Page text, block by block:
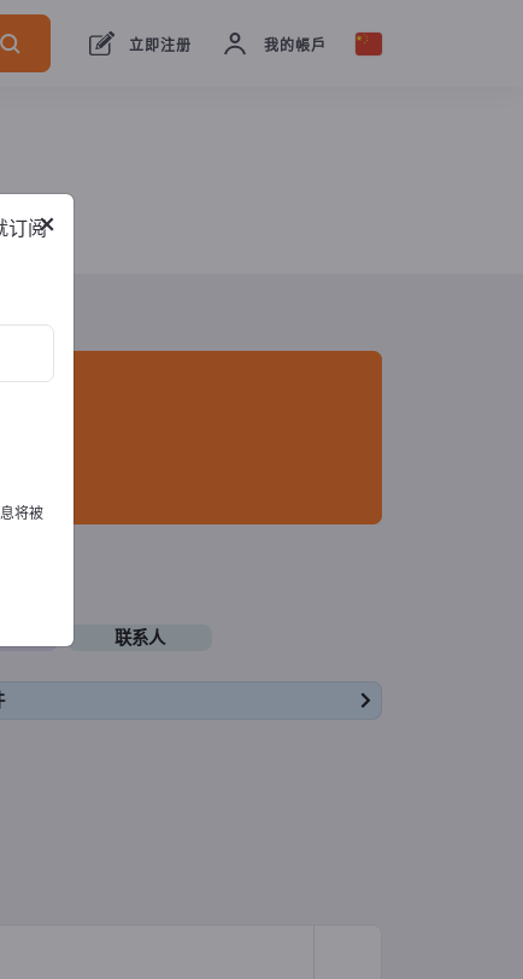
立即注册 我的帳戶
经销商37 服务提供商
联系人
×
订阅
将被